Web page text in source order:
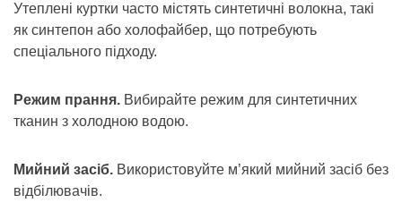
Утеплені куртки часто містять синтетичні волокна, такі
як синтепон або холофайбер, що потребують
спеціального підходу.
Режим прання. Вибирайте режим для синтетичних
тканин з холодною водою.
Мийний засіб. Використовуйте м’який мийний засіб без
відбілювачів.